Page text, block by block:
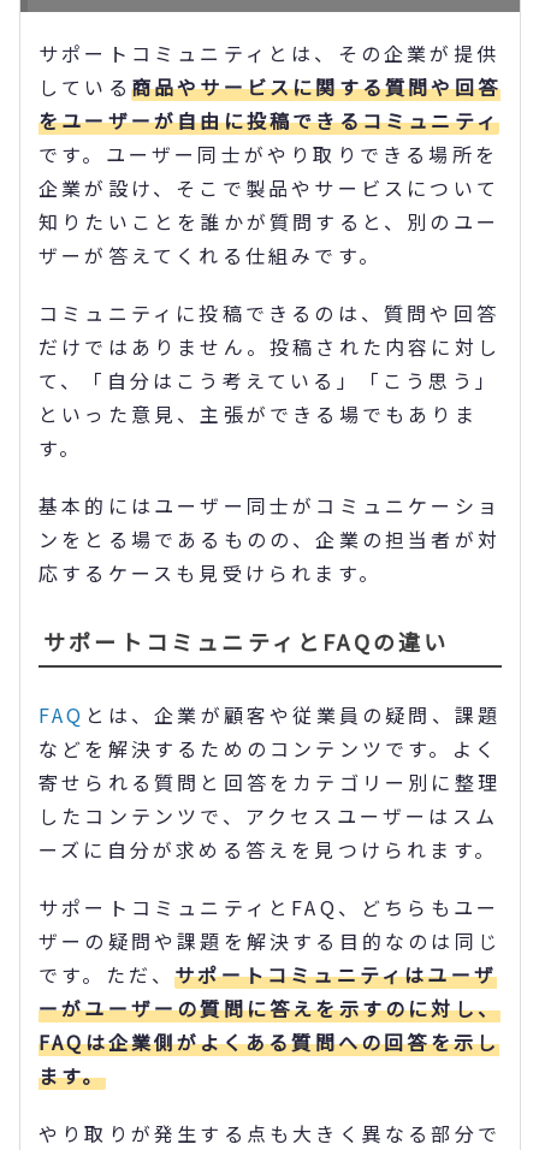
サポートコミュニティとは、その企業が提供
している 商品やサービスに関する質問や回答
をユーザーが自由に投稿できるコミュニティ
です。ユーザー同士がやり取りできる場所を
企業が設け、そこで製品やサービスについて
知りたいことを誰かが質問すると、別のユー
ザーが答えてくれる仕組みです。
コミュニティに投稿できるのは、質問や回答
だけではありません。投稿された内容に対し
て、「自分はこう考えている」「こう思う」
といった意見、主張ができる場でもありま
す。
基本的にはユーザー同士がコミュニケーショ
ンをとる場であるものの、企業の担当者が対
応するケースも見受けられます。
サポートコミュニティとFAQの違い
FAQ とは、企業が顧客や従業員の疑問、課題
などを解決するためのコンテンツです。よく
寄せられる質問と回答をカテゴリー別に整理
したコンテンツで、アクセスユーザーはスム
ーズに自分が求める答えを見つけられます。
サポートコミュニティとFAQ、どちらもユー
ザーの疑問や課題を解決する目的なのは同じ
です。ただ、サポートコミュニティはユーザ
ーがユーザーの質問に答えを示すのに対し、
FAQは企業側がよくある質問への回答を示し
ます。
やり取りが発生する点も大きく異なる部分で